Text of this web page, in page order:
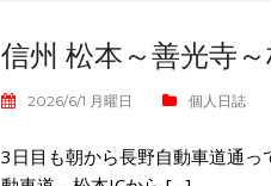
信州 松本～善光寺
2026/6/1 月曜日 個人日誌
3日目も朝から長野自動車道通